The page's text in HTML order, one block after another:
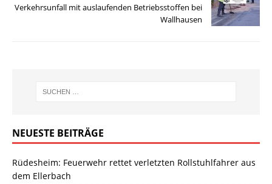
Verkehrsunfall mit auslaufenden Betriebsstoffen bei
Wallhausen
NEUESTE BEITRÄGE
Rüdesheim: Feuerwehr rettet verletzten Rollstuhlfahrer aus
dem Ellerbach